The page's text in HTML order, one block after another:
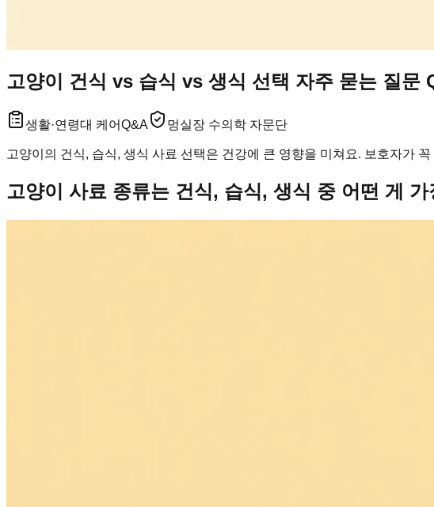
고양이 건식 vs 습식 vs 생식 선택 자주 묻는 질
생활·연령대 케어Q&A 멍실장 수의학 자문단
고양이의 건식, 습식, 생식 사료 선택은 건강에 큰 영향을 미쳐요. 보호자가
고양이 사료 종류는 건식, 습식, 생식 중 어떤 게